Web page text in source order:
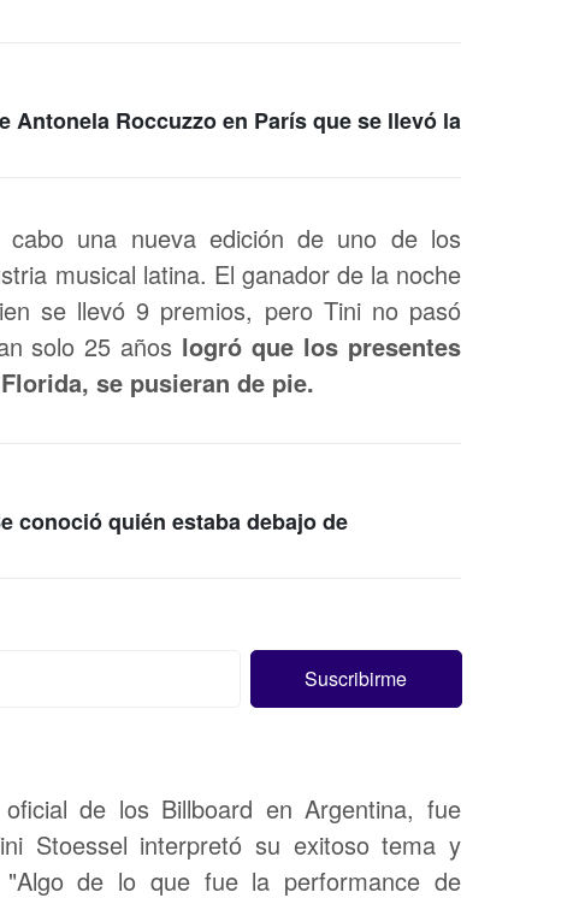
Antonela Roccuzzo en París que se llevó la
una nueva edición de uno de los
musical latina. El ganador de la noche
se llevó 9 premios, pero Tini no pasó
solo 25 años logró que los presentes
se pusieran de pie.
conoció quién estaba debajo de
de los Billboard en Argentina, fue
Stoessel interpretó su exitoso tema y
de lo que fue la performance de